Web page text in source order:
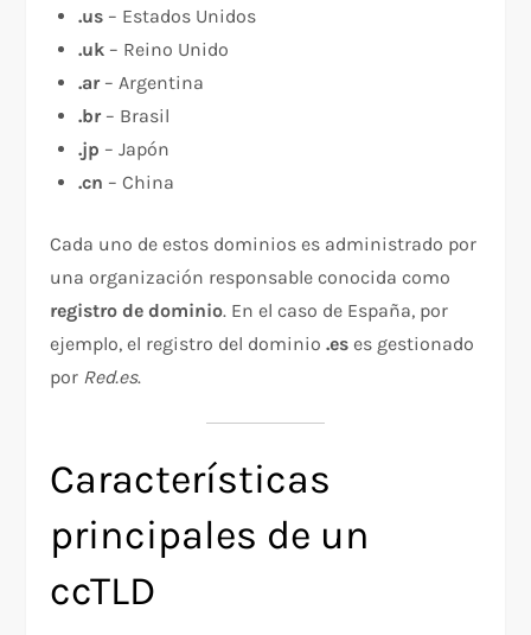
.us – Estados Unidos
.uk – Reino Unido
.ar– Argentina
.br– Brasil
.jp – Japón
.cn – China
Cada uno de estos dominios es administrado por
una organización responsable conocida como
registro de dominio. En el caso de España, por
ejemplo, el registro del dominio.es es gestionado
por Red.es.
Características
principales de un
ccTLD